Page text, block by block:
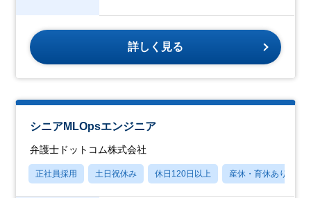
詳しく見る
シニアMLOpsエンジニア
弁護士ドットコム株式会社
正社員採用 土日祝休み 休日120日以上 産休・育休あり